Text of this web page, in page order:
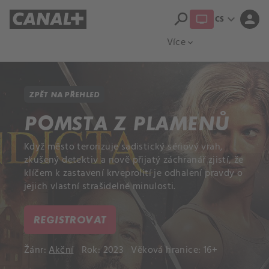
Více expand_more
search CS expand_more person
ZPĚT NA PŘEHLED
POMSTA Z PLAMENŮ
Když město terorizuje sadistický sériový vrah,
zkušený detektiv a nově přijatý záchranář zjistí, že
klíčem k zastavení krveprolití je odhalení pravdy o
jejich vlastní strašidelné minulosti.
REGISTROVAT
Žánr:Akční Rok: 2023 Věková hranice: 16+